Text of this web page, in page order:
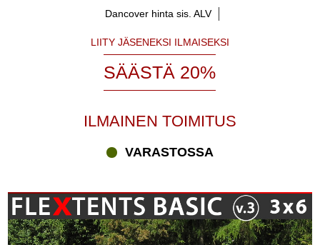
Dancover hinta sis. ALV
LIITY JÄSENEKSI ILMAISEKSI
SÄÄSTÄ 20%
ILMAINEN TOIMITUS
VARASTOSSA